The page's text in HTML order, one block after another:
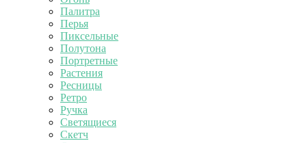
Палитра
Перья
Пиксельные
Полутона
Портретные
Растения
Ресницы
Ретро
Ручка
Светящиеся
Скетч